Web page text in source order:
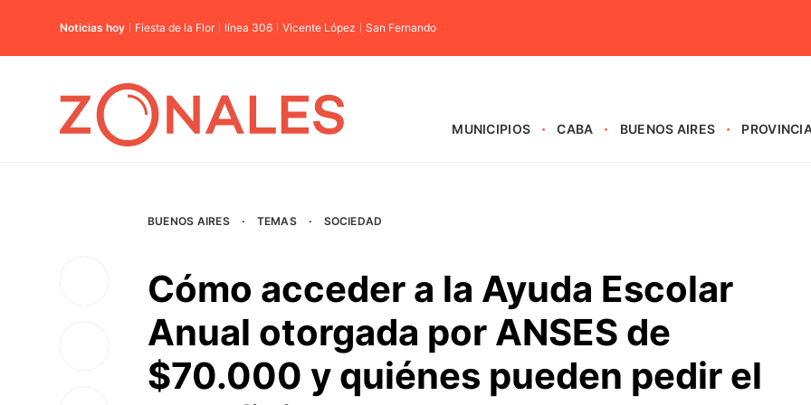
Noticias hoy Fiesta de la Flor línea 306 Vicente López San Fernando
MUNICIPIOS CABA BUENOS AIRES
BUENOS AIRES · TEMAS · SOCIEDAD
Cómo acceder a la Ayuda Escolar
Anual otorgada por ANSES de
$70.000 y quiénes pueden pedir el